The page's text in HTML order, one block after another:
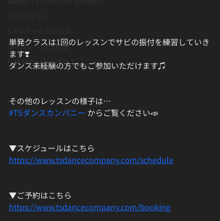
オーディション対策
K-POPボーカルクラス
単発クラスは1回のレッスンでサビの振付を練習していき
ます❣️
ダンス未経験の方でもご参加いただけます♫
その他のレッスンの様子は…
#TSダンスカンパニー からご覧ください📣
▼スケジュールはこちら
https://www.tsdancecompany.com/schedule
▼ご予約はこちら
https://www.tsdancecompany.com/booking